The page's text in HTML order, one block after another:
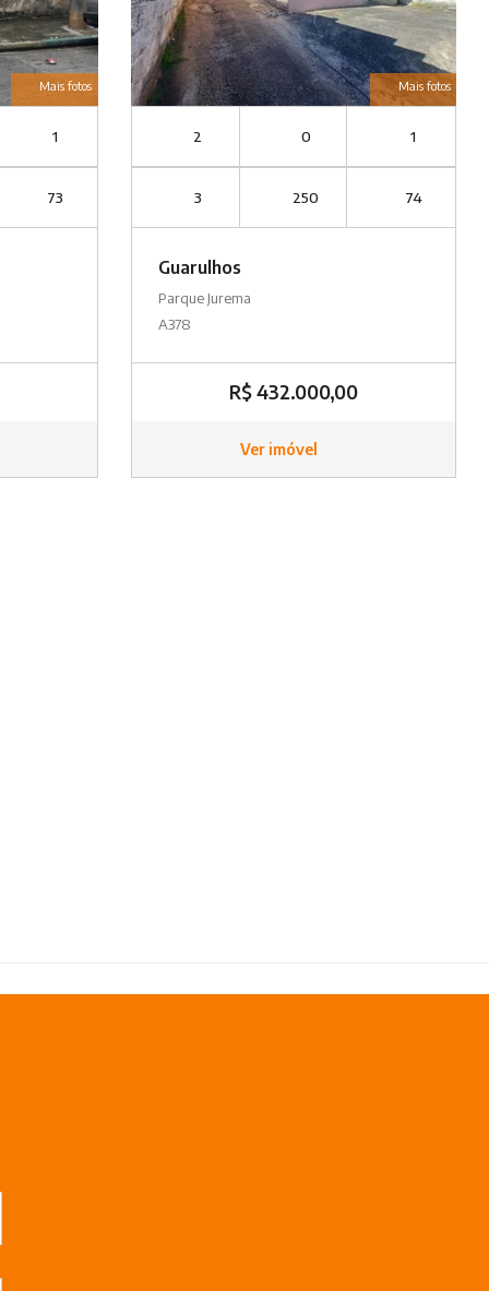
Mais fotos
1
73
Mais fotos
2 0 1
3 250 74
Guarulhos
Parque Jurema
A378
R$ 432.000,00
Ver imóvel